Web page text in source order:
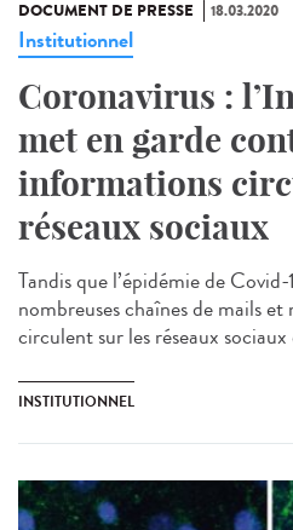
DOCUMENT DE PRESSE 18.03.2020
Institutionnel
Coronavirus :
met en garde
informations
réseaux sociaux
Tandis que l’épidémie de
nombreuses chaînes de mails et
circulent sur les réseaux
INSTITUTIONNEL